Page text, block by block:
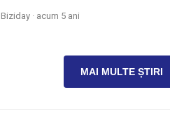
Biziday · acum 5 ani
MAI MULTE ȘTIRI